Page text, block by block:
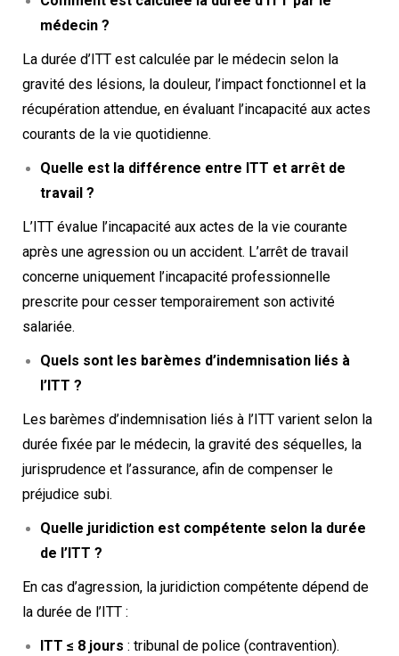
médecin ?
La durée d’ITT est calculée par le médecin selon la
gravité des lésions, la douleur, l’impact fonctionnel et la
récupération attendue, en évaluant l’incapacité aux actes
courants de la vie quotidienne.
Quelle est la différence entre ITT et arrêt de
travail ?
L’ITT évalue l’incapacité aux actes de la vie courante
après une agression ou un accident. L’arrêt de travail
concerne uniquement l’incapacité professionnelle
prescrite pour cesser temporairement son activité
salariée.
Quels sont les barèmes d’indemnisation liés à
l’ITT ?
Les barèmes d’indemnisation liés à l’ITT varient selon la
durée fixée par le médecin, la gravité des séquelles, la
jurisprudence et l’assurance, afin de compenser le
préjudice subi.
Quelle juridiction est compétente selon la durée
de l’ITT ?
En cas d’agression, la juridiction compétente dépend de
la durée de l’ITT :
ITT ≤ 8 jours : tribunal de police (contravention).